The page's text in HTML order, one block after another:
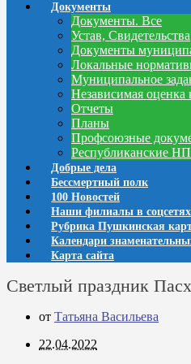
Документы
Документы. Все
Устав, Свидетельства
Документы
Локальные
Муниципальное
Независимая оценка
Отчеты
Планы
Профсоюзные
Республиканские
Добрые дела
Бессмертный полк
100 Новостей
Наши филиалы в соцсетях
Рубрика Пушкинская
Календари
Карта сайта
Светлый праздник
от Татьяна Васильева
22.04.2022